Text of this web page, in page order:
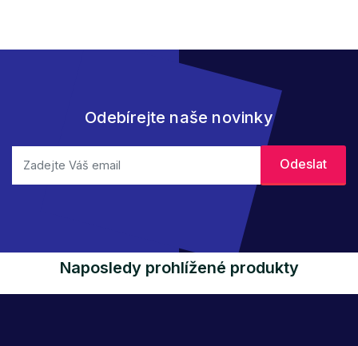
Odebírejte naše novinky
Naposledy prohlížené produkty